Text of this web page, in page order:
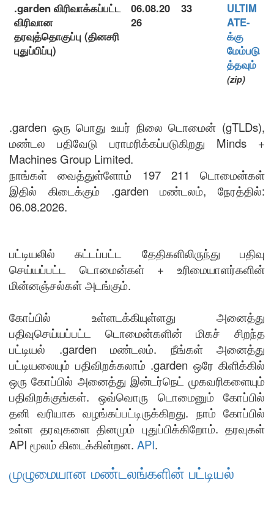
.garden விரிவாக்கப்பட்ட
விரிவான
தரவுத்தொகுப்பு (தினசரி
புதுப்பிப்பு)
06.08.20
26
33
ULTIM
ATE-
க்கு
மேம்படு
த்தவும்
(zip)
.garden ஒரு பொது உயர் நிலை டொமைன் (gTLDs),
மண்டல பதிவேடு பராமரிக்கப்படுகிறது Minds +
Machines Group Limited.
நாங்கள் வைத்துள்ளோம் 197 211 டொமைன்கள்
இதில் கிடைக்கும் .garden மண்டலம், நேரத்தில்:
06.08.2026.
பட்டியலில் கட்டப்பட்ட தேதிகளிலிருந்து பதிவு
செய்யப்பட்ட டொமைன்கள் + உரிமையாளர்களின்
மின்னஞ்சல்கள் அடங்கும்.
கோப்பில் உள்ளடக்கியுள்ளது அனைத்து
பதிவுசெய்யப்பட்ட டொமைன்களின் மிகச் சிறந்த
பட்டியல் .garden மண்டலம். நீங்கள் அனைத்து
பட்டியலையும் பதிவிறக்கலாம் .garden ஒரே கிளிக்கில்
ஒரு கோப்பில் அனைத்து இன்டர்நெட் முகவரிகளையும்
பதிவிறக்குங்கள். ஒவ்வொரு டொமைனும் கோப்பில்
தனி வரியாக வழங்கப்பட்டிருக்கிறது. நாம் கோப்பில்
உள்ள தரவுகளை தினமும் புதுப்பிக்கிறோம். தரவுகள்
API மூலம் கிடைக்கின்றன. API.
முழுமையான மண்டலங்களின் பட்டியல்